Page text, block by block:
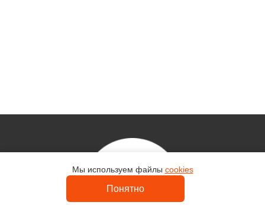
Контакты
Мы используем файлы cookies
Понятно